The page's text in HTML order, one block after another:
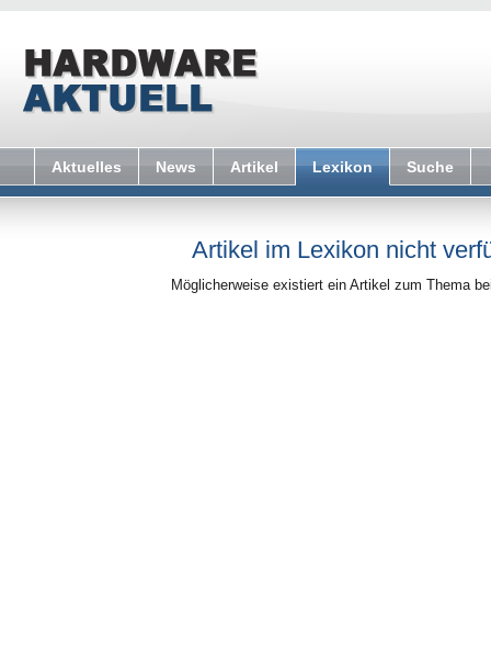
Aktuelles News Artikel Lexikon Suche
Artikel im Lexikon nicht
Möglicherweise existiert ein Artikel zum Thema